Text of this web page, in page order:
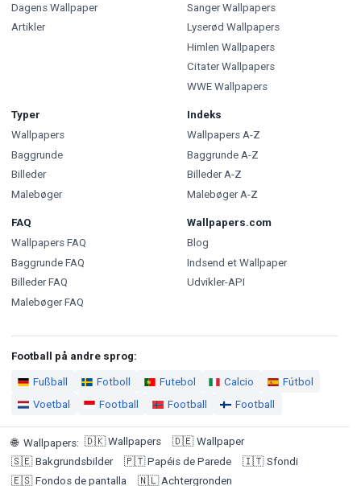
Dagens Wallpaper
Artikler
Sanger Wallpapers
Lyserød Wallpapers
Himlen Wallpapers
Citater Wallpapers
WWE Wallpapers
Typer
Wallpapers
Baggrunde
Billeder
Malebøger
Indeks
Wallpapers A-Z
Baggrunde A-Z
Billeder A-Z
Malebøger A-Z
FAQ
Wallpapers FAQ
Baggrunde FAQ
Billeder FAQ
Malebøger FAQ
Wallpapers.com
Blog
Indsend et Wallpaper
Udvikler-API
Football på andre sprog:
Fußball Fotboll Futebol Calcio
Fútbol
Voetbal
Football Football Football
🌐 Wallpapers: 🇩🇰 Wallpapers 🇩🇪 Wallpaper
🇸🇪 Bakgrundsbilder 🇵🇹 Papéis de Parede 🇮🇹 Sfondi
🇪🇸 Fondos de pantalla 🇳🇱 Achtergronden